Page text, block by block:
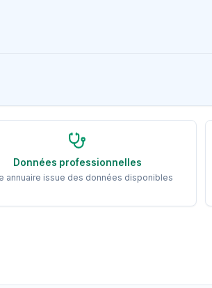
Données professionnelles
annuaire issue des données disponibles